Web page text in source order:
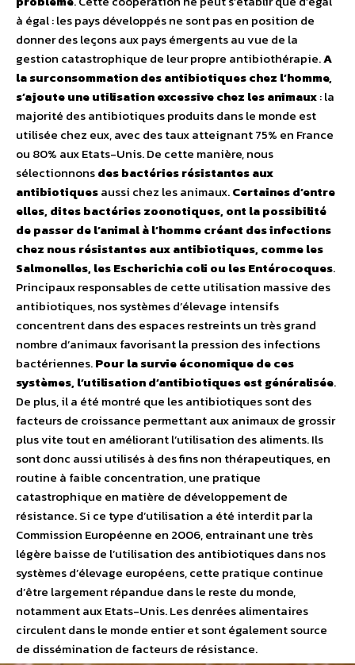
à égal : les pays développés ne sont pas en position de
donner des leçons aux pays émergents au vue de la
gestion catastrophique de leur propre antibiothérapie.A
la surconsommation des antibiotiques chez l’homme,
s’ajoute une utilisation excessive chez les animaux: la
majorité des antibiotiques produits dans le monde est
utilisée chez eux, avec des taux atteignant 75% en France
ou 80% aux Etats-Unis. De cette manière, nous
sélectionnonsdes bactéries résistantes aux
antibiotiquesaussi chez les animaux.Certaines d’entre
elles, dites bactéries zoonotiques, ont la possibilité
de passer de l’animal à l’homme créant des infections
chez nous résistantes aux antibiotiques, comme les
Salmonelles, les Escherichia coli ou les Entérocoques.
Principaux responsables de cette utilisation massive des
antibiotiques, nos systèmes d’élevage intensifs
concentrent dans des espaces restreints un très grand
nombre d’animaux favorisant la pression des infections
bactériennes.Pour la survie économique de ces
systèmes, l’utilisation d’antibiotiques est généralisée.
De plus, il a été montré que les antibiotiques sont des
facteurs de croissance permettant aux animaux de grossir
plus vite tout en améliorant l’utilisation des aliments. Ils
sont donc aussi utilisés à des fins non thérapeutiques, en
routine à faible concentration, une pratique
catastrophique en matière de développement de
résistance. Si ce type d’utilisation a été interdit par la
Commission Européenne en 2006, entrainant une très
légère baisse de l’utilisation des antibiotiques dans nos
systèmes d’élevage européens, cette pratique continue
d’être largement répandue dans le reste du monde,
notamment aux Etats-Unis. Les denrées alimentaires
circulent dans le monde entier et sont également source
de dissémination de facteurs de résistance.